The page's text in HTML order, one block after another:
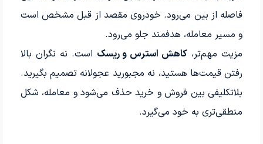
فاصله از بین می‌رود. خودروی مقصد از قبل مشخص است
و مسیر معامله، هدفمند جلو می‌رود.
مزیت مهم‌تر، کاهش استرس و ریسک است. نه نگران بالا
رفتن قیمت‌ها هستید، نه مجبورید عجولانه تصمیم بگیرید.
بلاتکلیفی بین فروش و خرید حذف می‌شود و معامله، شکل
منطقی‌تری به خود می‌گیرد.